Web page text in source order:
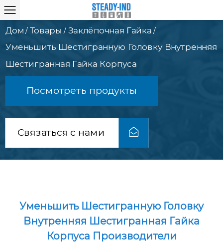
Дом / Товары / Заклёпочная Гайка /
Уменьшить Шестигранную Головку Внутренняя
Шестигранная Гайка Корпуса
Посмотреть продукты
Связаться с нами
Уменьшить Шестигранную Головку
Внутренняя Шестигранная Гайка
Корпуса Производители